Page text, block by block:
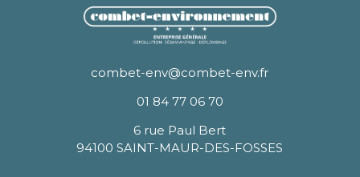
combet-env@combet-env.fr
01 84 77 06 70
6 rue Paul Bert
94100 SAINT-MAUR-DES-FOSSES